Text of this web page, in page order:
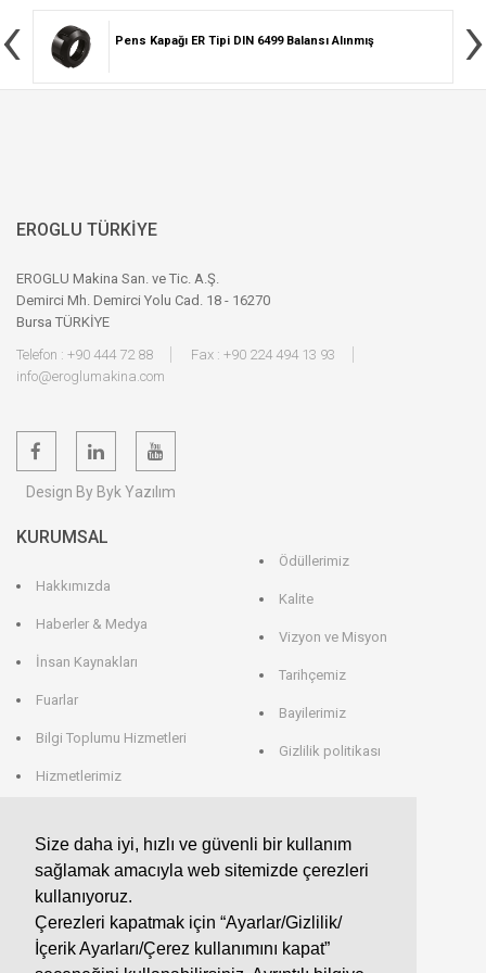
Size daha iyi, hızlı ve güvenli bir kullanım
sağlamak amacıyla web sitemizde çerezleri
kullanıyoruz.
Çerezleri kapatmak için “Ayarlar/Gizlilik/
İçerik Ayarları/Çerez kullanımını kapat”
Pens Kapağı ER Tipi DIN 6499 Balansı Alınmış
‹ ›
EROGLU TÜRKİYE
EROGLU Makina San. ve Tic. A.Ş.
Demirci Mh. Demirci Yolu Cad. 18 - 16270
Bursa TÜRKİYE
Telefon : +90 444 72 88
Fax : +90 224 494 13 93
info@eroglumakina.com
Design By Byk Yazılım
KURUMSAL
Hakkımızda
Haberler & Medya
İnsan Kaynakları
Fuarlar
Bilgi Toplumu Hizmetleri
Hizmetlerimiz
Ödüllerimiz
Kalite
Vizyon ve Misyon
Tarihçemiz
Bayilerimiz
Gizlilik politikası
EROGLU ALMANYA
EROGLU Präzisionswerkzeuge GmbH
Heerweg 9 - 72116 Mössingen